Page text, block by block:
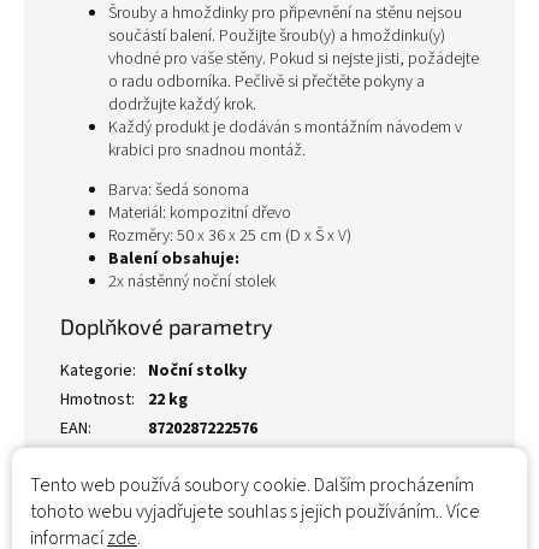
Tento web používá soubory cookie. Dalším procházením
tohoto webu vyjadřujete souhlas s jejich používáním.. Více
informacízde.
Šrouby a hmoždinky pro připevnění na stěnu nejsou
součástí balení. Použijte šroub(y) a hmoždinku(y)
vhodné pro vaše stěny. Pokud si nejste jisti, požádejte
o radu odborníka. Pečlivě si přečtěte pokyny a
dodržujte každý krok.
Každý produkt je dodáván s montážním návodem v
krabici pro snadnou montáž.
Barva: šedá sonoma
Materiál: kompozitní dřevo
Rozměry: 50 x 36 x 25 cm (D x Š x V)
Balení obsahuje:
2x nástěnný noční stolek
Doplňkové parametry
Kategorie: Noční stolky
Hmotnost:
22 kg
EAN: 8720287222576